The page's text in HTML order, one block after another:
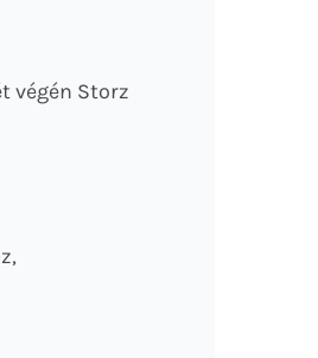
végén Storz